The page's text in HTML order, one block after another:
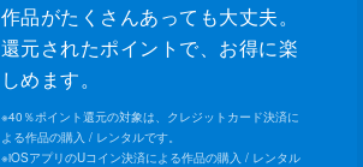
作品がたくさんあっても大丈夫。
還元されたポイントで、お得に楽
しめます。
※40％ポイント還元の対象は、クレジットカード決済に
よる作品の購入 / レンタルです。
※iOSアプリのUコイン決済による作品の購入 / レンタル